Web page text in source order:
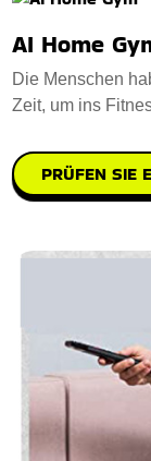
AI Home
Die Menschen
Zeit, um ins
PRÜFEN SIE